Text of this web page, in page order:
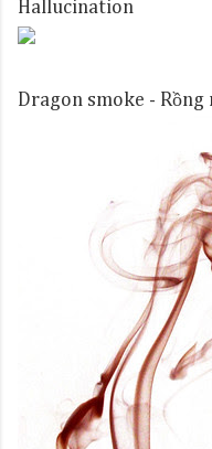
Hallucination
Dragon smoke - Rồng